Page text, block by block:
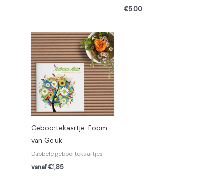
€5.00
Geboortekaartje: Boom
van Geluk
Dubbele geboortekaartjes
vanaf €1,85